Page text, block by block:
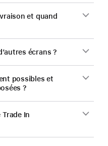
et quand
écrans ?
possibles et
?
In